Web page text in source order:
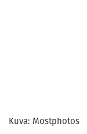
Kuva: Mostphotos